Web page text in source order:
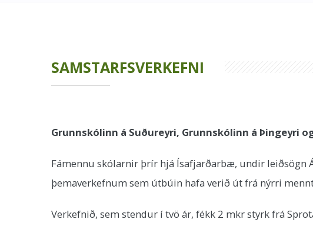
SAMSTARFSVERKEFNI
Grunnskólinn á Suðureyri, Grunnskólinn á Þingeyri
Fámennu skólarnir þrír hjá Ísafjarðarbæ, undir
þemaverkefnum sem útbúin hafa verið út frá nýrri
Verkefnið, sem stendur í tvö ár, fékk 2 mkr styrk frá